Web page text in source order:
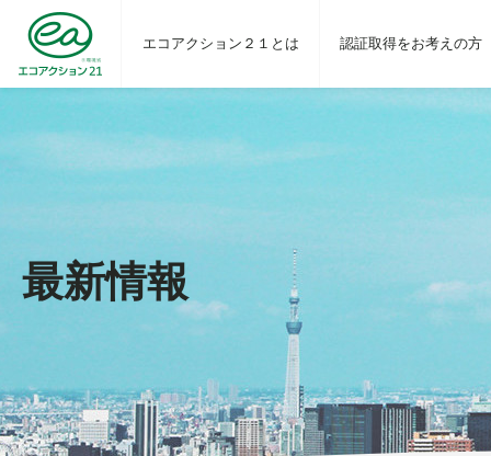
エコアクション２１とは 認証取得をお考えの方
最新情報